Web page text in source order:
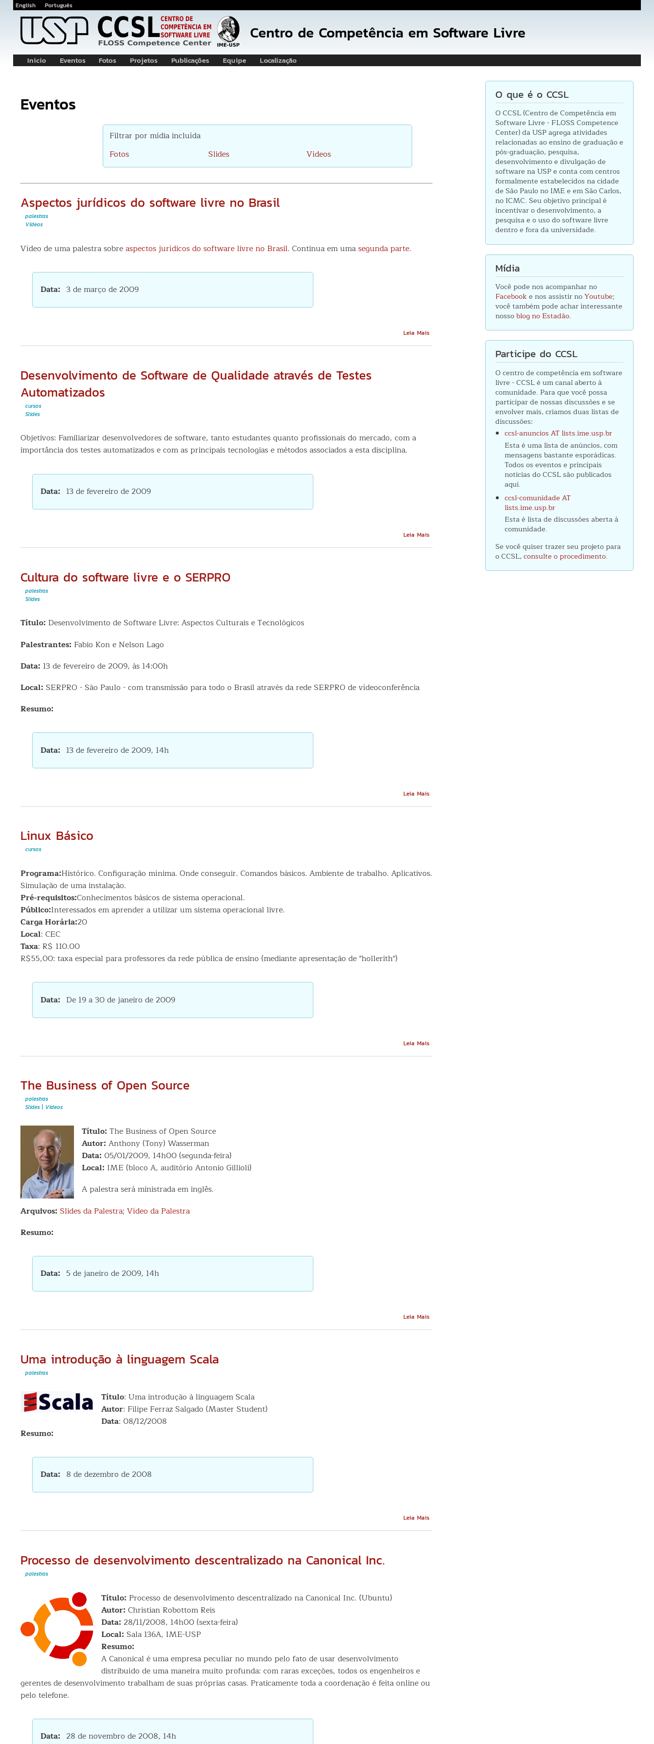
o
conteúdo
principal
English Português
Centro de Competência em Software Livre
Navegação
Inicio Eventos Fotos Projetos Publicações Equipe Localização
Eventos
Filtrar por mídia incluída
Fotos
Slides Vídeos
Aspectos jurídicos do software livre no Brasil
palestras
Vídeos
Vídeo de uma palestra sobreaspectos jurídicos do software livre no Brasil. Continua em umasegunda parte.
Data 3 de março de 2009
Leia Mais
Desenvolvimento de Software de Qualidade através de Testes
Automatizados
cursos
Slides
Objetivos: Familiarizar desenvolvedores de software, tanto estudantes quanto profissionais do mercado, com a
importância dos testes automatizados e com as principais tecnologias e métodos associados a esta disciplina.
Data 13 de fevereiro de 2009
Leia Mais
Cultura do software livre e o SERPRO
palestras
Slides
Título: Desenvolvimento de Software Livre: Aspectos Culturais e Tecnológicos
Palestrantes: Fabio Kon e Nelson Lago
Data: 13 de fevereiro de 2009, às 14:00h
Local: SERPRO - São Paulo - com transmissão para todo o Brasil através da rede SERPRO de vídeoconferência
Resumo:
Data 13 de fevereiro de 2009, 14h
Leia Mais
Linux Básico
cursos
Programa:Histórico. Configuração mínima. Onde conseguir. Comandos básicos. Ambiente de trabalho. Aplicativos.
Simulação de uma instalação.
Pré-requisitos:Conhecimentos básicos de sistema operacional.
Público:Interessados em aprender a utilizar um sistema operacional livre.
Carga Horária:20
Local: CEC
Taxa: R$ 110.00
R$55,00: taxa especial para professores da rede pública de ensino (mediante apresentação de "hollerith")
Data De 19 a 30 de janeiro de 2009
Leia Mais
The Business of Open Source
palestras
Slides
Vídeos
Título: The Business of Open Source
Autor: Anthony (Tony) Wasserman
Data: 05/01/2009, 14h00 (segunda-feira)
Local: IME (bloco A, auditório Antonio Gillioli)
A palestra será ministrada em inglês.
Arquivos: Slides da Palestra; Vídeo da Palestra
Resumo:
Data 5 de janeiro de 2009, 14h
Leia Mais
Uma introdução à linguagem Scala
palestras
Título: Uma introdução à linguagem Scala
Autor: Filipe Ferraz Salgado (Master Student)
Data: 08/12/2008
Resumo:
Data 8 de dezembro de 2008
Leia Mais
Processo de desenvolvimento descentralizado na Canonical Inc.
palestras
Título: Processo de desenvolvimento descentralizado na Canonical Inc. (Ubuntu)
Autor: Christian Robottom Reis
Data: 28/11/2008, 14h00 (sexta-feira)
Local: Sala 136A, IME-USP
Resumo:
A Canonical é uma empresa peculiar no mundo pelo fato de usar desenvolvimento
distribuído de uma maneira muito profunda: com raras exceções, todos os engenheiros e
gerentes de desenvolvimento trabalham de suas próprias casas. Praticamente toda a coordenação é feita online ou
pelo telefone.
Data 28 de novembro de 2008, 14h
O que é o CCSL
O CCSL (Centro de Competência em
Software Livre - FLOSS Competence
Center) da USP agrega atividades
relacionadas ao ensino de graduação e
pós-graduação, pesquisa,
desenvolvimento e divulgação de
software na USP e conta com centros
formalmente estabelecidos na cidade
de São Paulo no IME e em São Carlos,
no ICMC. Seu objetivo principal é
incentivar o desenvolvimento, a
pesquisa e o uso do software livre
dentro e fora da universidade.
Mídia
Você pode nos acompanhar no
Facebook e nos assistir noYoutube;
você também pode achar interessante
nossoblog no Estadão.
Participe do CCSL
O centro de competência em software
livre - CCSL é um canal aberto à
comunidade. Para que você possa
participar de nossas discussões e se
envolver mais, criamos duas listas de
discussões:
ccsl-anuncios AT lists.ime.usp.br
Esta é uma lista de anúncios, com
mensagens bastante esporádicas.
Todos os eventos e principais
notícias do CCSL são publicados
aqui.
ccsl-comunidade AT
lists.ime.usp.br
Esta é lista de discussões aberta à
comunidade.
Se você quiser trazer seu projeto para
o CCSL, consulte o procedimento.